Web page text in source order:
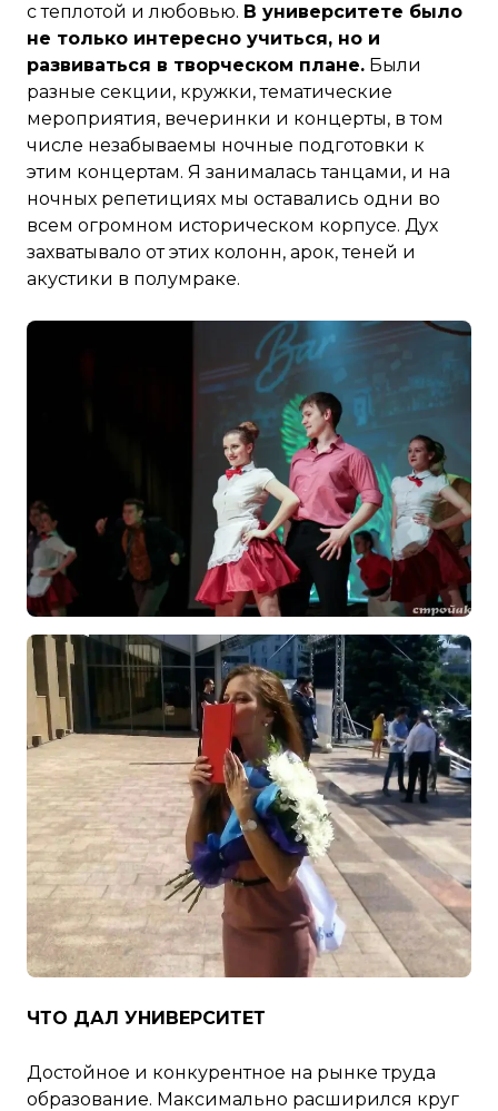
с теплотой и любовью. В университете было
не только интересно учиться, но и
развиваться в творческом плане. Были
разные секции, кружки, тематические
мероприятия, вечеринки и концерты, в том
числе незабываемы ночные подготовки к
этим концертам. Я занималась танцами, и на
ночных репетициях мы оставались одни во
всем огромном историческом корпусе. Дух
захватывало от этих колонн, арок, теней и
акустики в полумраке.
ЧТО ДАЛ УНИВЕРСИТЕТ
Достойное и конкурентное на рынке труда
образование. Максимально расширился круг